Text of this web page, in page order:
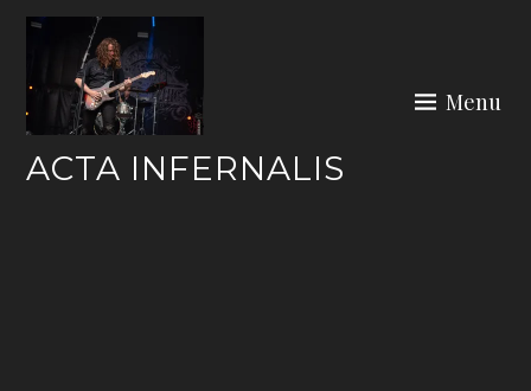
Skip
content
ACTA INFERNALIS
Menu